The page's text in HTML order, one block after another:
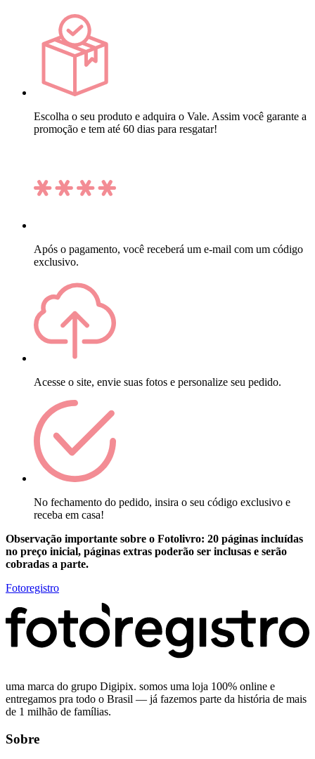
Escolha o seu produto e adquira o Vale. Assim você garante a
promoção e tem até 60 dias para resgatar!
Após o pagamento, você receberá um e-mail com um código
exclusivo.
Acesse o site, envie suas fotos e personalize seu pedido.
No fechamento do pedido, insira o seu código exclusivo e
receba em casa!
Observação importante sobre o Fotolivro: 20 páginas incluídas
no preço inicial, páginas extras poderão ser inclusas e serão
cobradas a parte.
Fotoregistro
uma marca do grupo Digipix. somos uma loja 100% online e
entregamos pra todo o Brasil — já fazemos parte da história de mais
de 1 milhão de famílias.
Sobre